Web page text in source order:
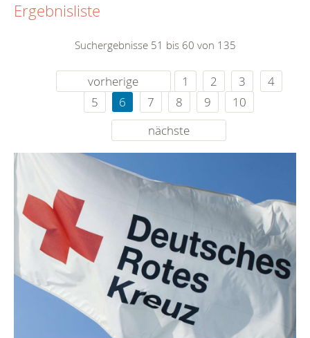
Ergebnisliste
Suchergebnisse 51 bis 60 von 135
vorherige 1 2 3
4
5
6 7 8 9
10
nächste